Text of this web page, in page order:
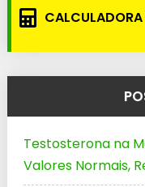
Testosterona na
Valores Normais,